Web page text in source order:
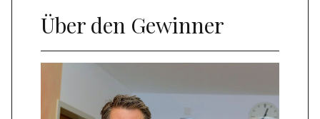
Über den Gewinner